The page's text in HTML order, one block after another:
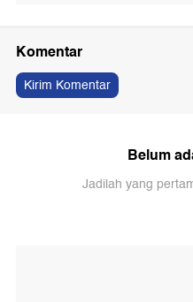
Komentar
Kirim Komentar
Belum
Jadilah yang